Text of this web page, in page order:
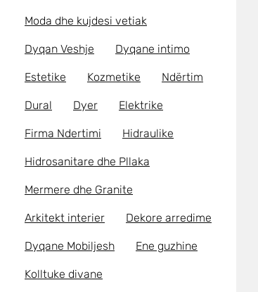
Moda dhe kujdesi vetiak
Dyqan Veshje Dyqane intimo
Estetike Kozmetike Ndërtim
Dural Dyer Elektrike
Firma Ndertimi Hidraulike
Hidrosanitare dhe Pllaka
Mermere dhe Granite
Arkitekt interier Dekore arredime
Dyqane Mobiljesh Ene guzhine
Kolltuke divane